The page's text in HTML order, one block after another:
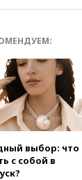
выбор: что
с собой в